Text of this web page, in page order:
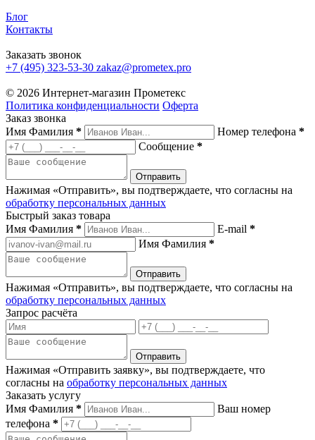
Блог
Контакты
Заказать звонок
+7 (495) 323-53-30 zakaz@prometex.pro
© 2026 Интернет-магазин Прометекс
Политика конфиденциальности Оферта
Заказ звонка
Имя Фамилия * Номер телефона *
Сообщение *
Нажимая «Отправить», вы подтверждаете, что согласны на
обработку персональных данных
Быстрый заказ товара
Имя Фамилия * E-mail *
Имя Фамилия *
Нажимая «Отправить», вы подтверждаете, что согласны на
обработку персональных данных
Запрос расчёта
Нажимая «Отправить заявку», вы подтверждаете, что
согласны на обработку персональных данных
Заказать услугу
Имя Фамилия *
Ваш номер
телефона *